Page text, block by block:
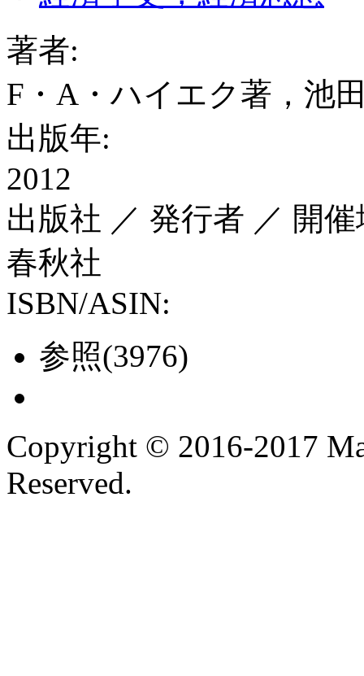
著者:
F・A・ハイエク著，池
出版年:
2012
出版社 ／ 発行者 ／ 開
春秋社
ISBN/ASIN:
参照(3976)
Copyright © 2016-2017
Reserved.